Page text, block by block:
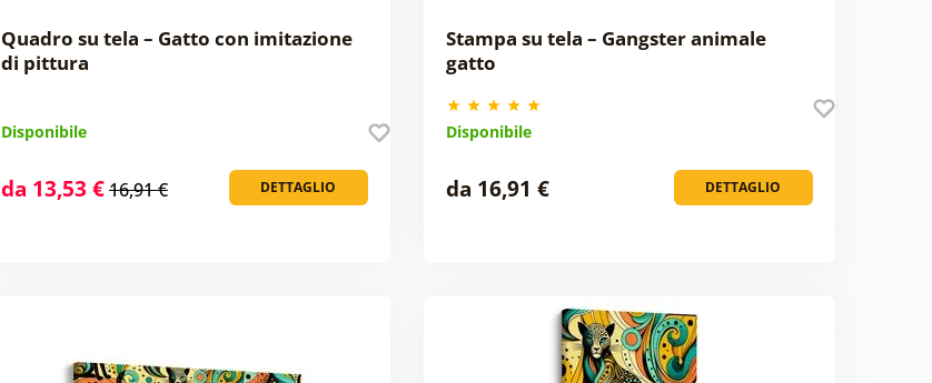
Quadro su tela – Gatto con imitazione
di pittura
Disponibile
DETTAGLIO
da 13,53 €16,91 €
Stampa su tela – Gangster animale
gatto
Disponibile
DETTAGLIO
da 16,91 €